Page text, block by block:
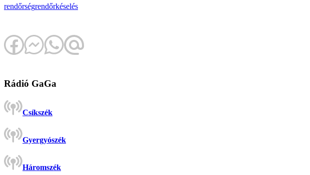
rendőrségrendőrkéselés
Rádió GaGa
Csíkszék
Gyergyószék
Háromszék